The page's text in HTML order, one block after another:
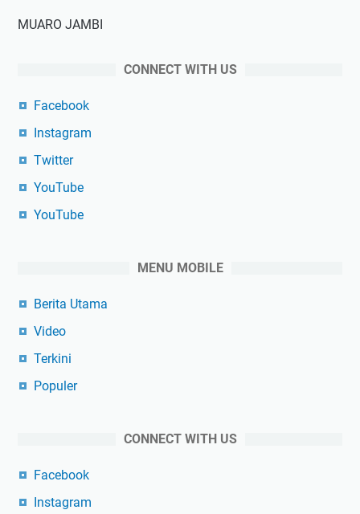
MUARO JAMBI
CONNECT WITH US
Facebook
Instagram
Twitter
YouTube
YouTube
MENU MOBILE
Berita Utama
Video
Terkini
Populer
CONNECT WITH US
Facebook
Instagram